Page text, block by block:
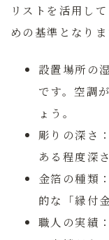
リストを活用し
めの基準となりま
設置場所の
です。空調
ょう。
彫りの深さ：
ある程度深
金箔の種類
的な「縁付
職人の実績